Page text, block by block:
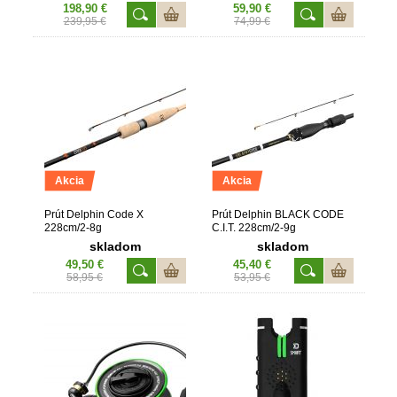
198,90 €
239,95 €
59,90 €
74,99 €
Akcia
Prút Delphin Code X
228cm/2-8g
skladom
49,50 €
58,95 €
Akcia
Prút Delphin BLACK CODE
C.I.T. 228cm/2-9g
skladom
45,40 €
53,95 €